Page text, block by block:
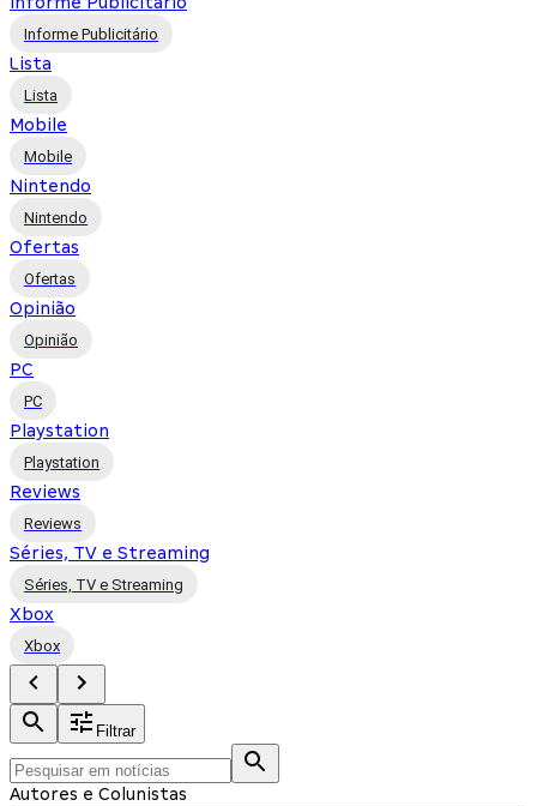
Informe Publicitário
Lista
Lista
Mobile
Mobile
Nintendo
Nintendo
Ofertas
Ofertas
Opinião
Opinião
PC
PC
Playstation
Playstation
Reviews
Reviews
Séries, TV e Streaming
Séries, TV e Streaming
Xbox
Xbox
Filtrar
Autores e Colunistas